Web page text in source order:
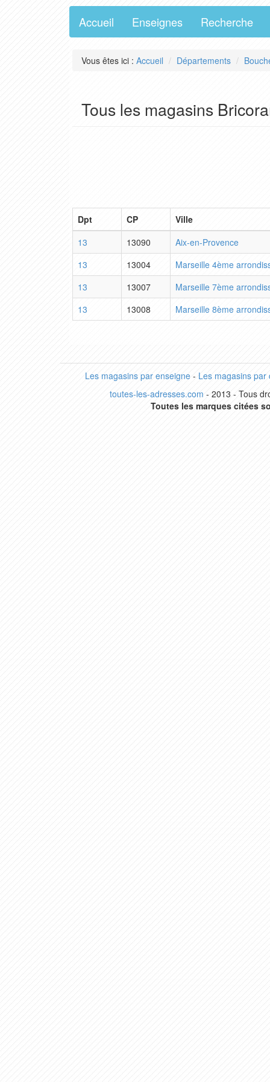
Accueil Enseignes Recherche
Vous êtes ici : Accueil Départements
Tous les magasins
Dpt CP
Ville
13
13090
Aix-en-Provence
13
13004
Marseille 4ème
13
13007
Marseille 7ème
13
13008 Marseille 8ème
Les magasins par enseigne- Les magasins par
toutes-les-adresses.com - 2013 - Tous
Toutes les marques citées